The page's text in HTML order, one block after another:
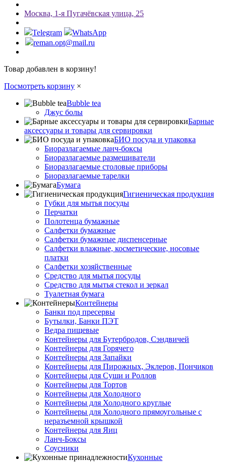
Мосĸва, 1-я Пугачёвсĸая улица, 25
Telegram
WhatsApp
reman.opt@mail.ru
Товар добавлен в корзину!
Посмотреть корзину ×
Bubble tea
Джус болы
Барные
аксессуары и товары для сервировки
БИО посуда и упаковка
Биоразлагаемые ланч-боксы
Биоразлагаемые размешиватели
Биоразлагаемые столовые приборы
Биоразлагаемые тарелки
Бумага
Гигиеническая продукция
Губки для мытья посуды
Перчатки
Полотенца бумажные
Салфетки бумажные
Салфетки бумажные диспенсерные
Салфетки влажные, косметические, носовые
платки
Салфетки хозяйственные
Средство для мытья посуды
Средство для мытья стекол и зеркал
Туалетная бумага
Контейнеры
Банки под пресервы
Бутылки, Банки ПЭТ
Ведра пищевые
Контейнеры для Бутербродов, Сэндвичей
Контейнеры для Горячего
Контейнеры для Запайки
Контейнеры для Пирожных, Эклеров, Пончиков
Контейнеры для Суши и Роллов
Контейнеры для Тортов
Контейнеры для Холодного
Контейнеры для Холодного круглые
Контейнеры для Холодного прямоугольные с
неразъемной крышкой
Контейнеры для Яиц
Ланч-Боксы
Соусники
Кухонные